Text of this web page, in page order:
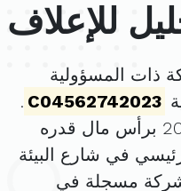
للإعلاف
ذات المسؤولية
C04562742023
.
في شارع البيئة
مسجلة في